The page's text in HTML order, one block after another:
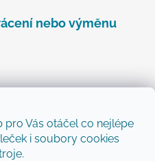
pro Vás otáčel co nejlépe
i soubory cookies
nebo výměnu
budeme zasílat informace
e-shopu.
zasílat ty nejlepší